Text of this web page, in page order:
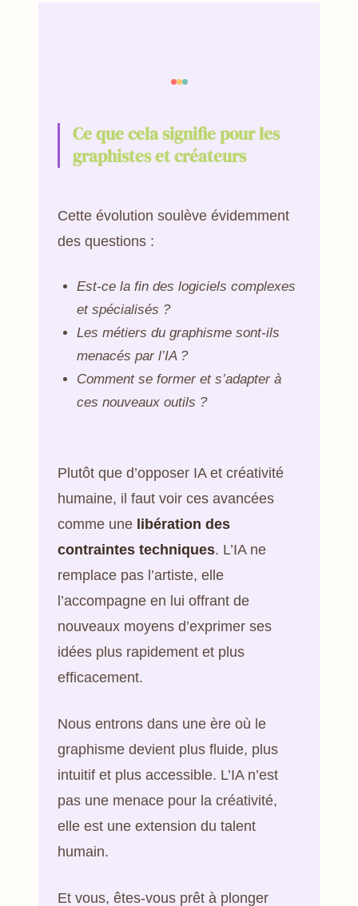
Ce que cela signifie pour les
graphistes et créateurs
Cette évolution soulève évidemment
des questions :
Est-ce la fin des logiciels complexes
et spécialisés ?
Les métiers du graphisme sont-ils
menacés par l’IA ?
Comment se former et s’adapter à
ces nouveaux outils ?
Plutôt que d’opposer IA et créativité
humaine, il faut voir ces avancées
comme une libération des
contraintes techniques. L’IA ne
remplace pas l’artiste, elle
l’accompagne en lui offrant de
nouveaux moyens d’exprimer ses
idées plus rapidement et plus
efficacement.
Nous entrons dans une ère où le
graphisme devient plus fluide, plus
intuitif et plus accessible. L’IA n’est
pas une menace pour la créativité,
elle est une extension du talent
humain.
Et vous, êtes-vous prêt à plonger